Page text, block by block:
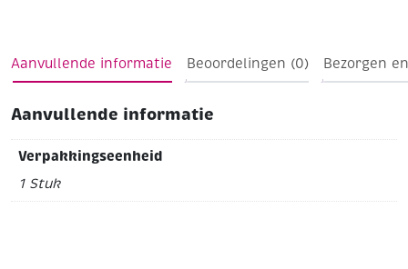
Aanvullende informatie Beoordelingen (0) Bezorgen
Aanvullende informatie
Verpakkingseenheid
1 Stuk